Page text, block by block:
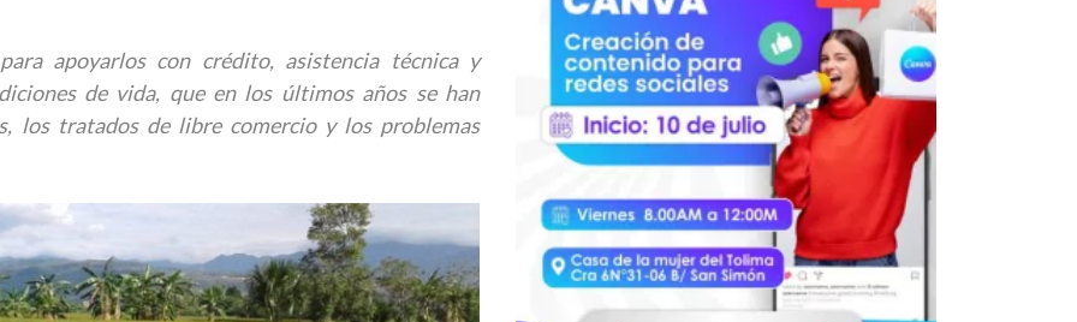
apoyarlos con crédito, asistencia técnica y
de vida, que en los últimos años se han
los tratados de libre comercio y los problemas